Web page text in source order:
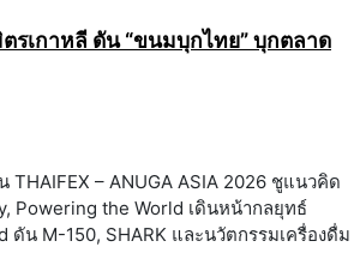
รเกาหลี ดัน “ขนมบุกไทย” บุกตลาด